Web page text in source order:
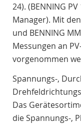
24). (BENNING
Manager). Mit
und BENNING
Messungen an
vorgenommen
Spannungs-,
Das
die Spannungs-,